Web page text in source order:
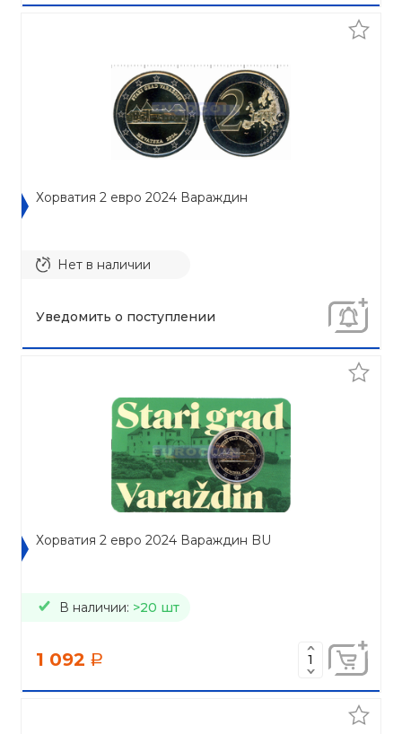
Хорватия 2 евро 2024 Вараждин
Нет в наличии
Уведомить о поступлении
Хорватия 2 евро 2024 Вараждин BU
В наличии: >20 шт
1 092 a